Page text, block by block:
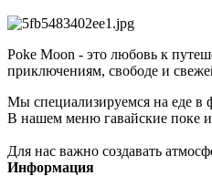
Poke Moon - это любовь к
приключениям, свободе и
Мы специализируемся на еде в
В нашем меню гавайские поке
Для нас важно создавать
Информация